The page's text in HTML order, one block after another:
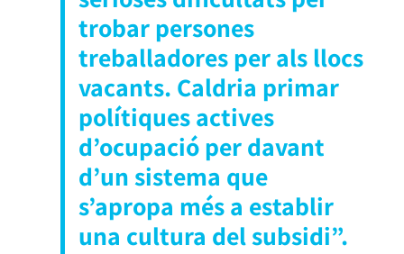
trobar persones
treballadores per als llocs
vacants. Caldria primar
polítiques actives
d’ocupació per davant
d’un sistema que
s’apropa més a establir
una cultura del subsidi”.